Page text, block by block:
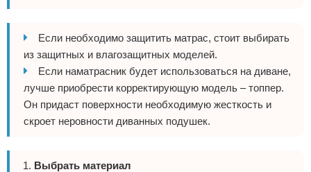
Если необходимо защитить матрас, стоит выбирать
из защитных и влагозащитных моделей.
Если наматрасник будет использоваться на диване,
лучше приобрести корректирующую модель – топпер.
Он придаст поверхности необходимую жесткость и
скроет неровности диванных подушек.
Выбрать материал